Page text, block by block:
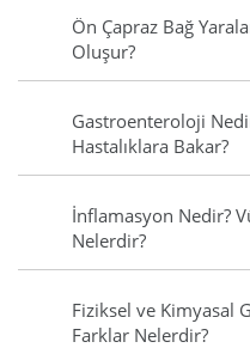
Ön Çapraz Bağ
Oluşur?
Gastroenteroloji
Hastalıklara Bakar?
İnflamasyon Nedir?
Nelerdir?
Fiziksel ve Kimyasal
Farklar Nelerdir?